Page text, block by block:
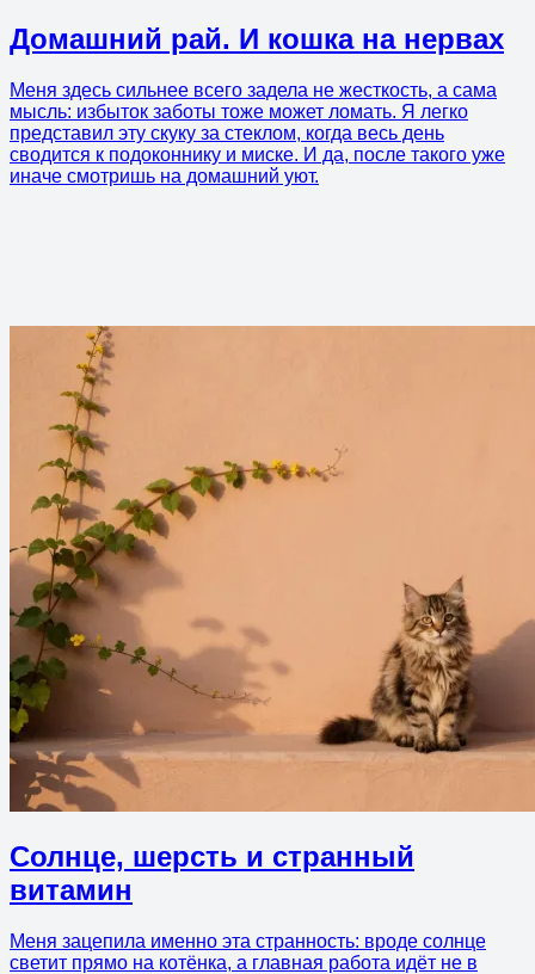
Домашний рай. И кошка на нервах
Меня здесь сильнее всего задела не жесткость, а сама
мысль: избыток заботы тоже может ломать. Я легко
представил эту скуку за стеклом, когда весь день
сводится к подоконнику и миске. И да, после такого уже
иначе смотришь на домашний уют.
Солнце, шерсть и странный
витамин
Меня зацепила именно эта странность: вроде солнце
светит прямо на котёнка, а главная работа идёт не в